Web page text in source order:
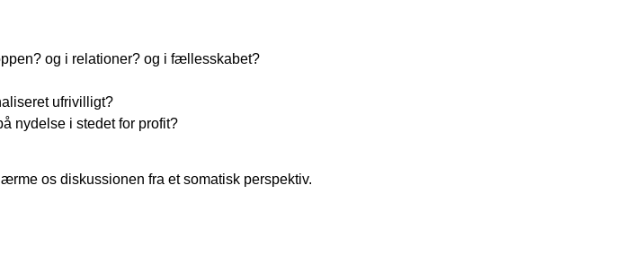
og i relationer? og i fællesskabet?
ufrivilligt?
nydelse i stedet for profit?
os diskussionen fra et somatisk perspektiv.